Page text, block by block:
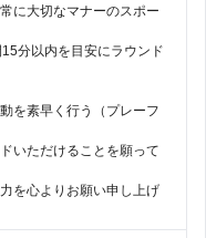
に大切なマナーのスポー
分以内を目安にラウンド
を素早く行う（プレーフ
いただけることを願って
を心よりお願い申し上げ